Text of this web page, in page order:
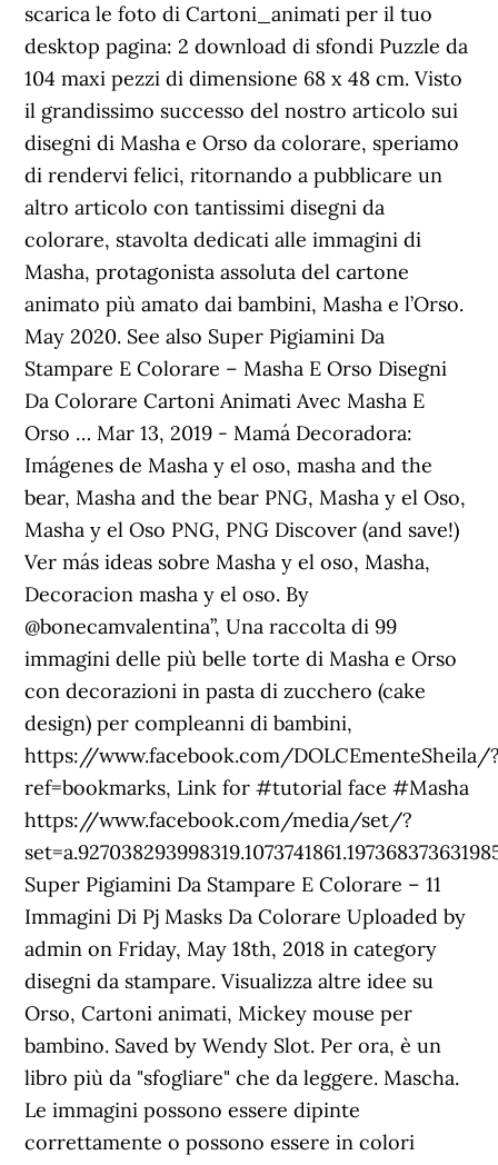
scarica le foto di Cartoni_animati per il tuo
desktop pagina: 2 download di sfondi Puzzle da
104 maxi pezzi di dimensione 68 x 48 cm. Visto
il grandissimo successo del nostro articolo sui
disegni di Masha e Orso da colorare, speriamo
di rendervi felici, ritornando a pubblicare un
altro articolo con tantissimi disegni da
colorare, stavolta dedicati alle immagini di
Masha, protagonista assoluta del cartone
animato più amato dai bambini, Masha e l’Orso.
May 2020. See also Super Pigiamini Da
Stampare E Colorare – Masha E Orso Disegni
Da Colorare Cartoni Animati Avec Masha E
Orso … Mar 13, 2019 - Mamá Decoradora:
Imágenes de Masha y el oso, masha and the
bear, Masha and the bear PNG, Masha y el Oso,
Masha y el Oso PNG, PNG Discover (and save!)
Ver más ideas sobre Masha y el oso, Masha,
Decoracion masha y el oso. By
@bonecamvalentina”, Una raccolta di 99
immagini delle più belle torte di Masha e Orso
con decorazioni in pasta di zucchero (cake
design) per compleanni di bambini,
https://www.facebook.com/DOLCEmenteSheila/
ref=bookmarks, Link for #tutorial face #Masha
https://www.facebook.com/media/set/?
Super Pigiamini Da Stampare E Colorare – 11
Immagini Di Pj Masks Da Colorare Uploaded by
admin on Friday, May 18th, 2018 in category
disegni da stampare. Visualizza altre idee su
Orso, Cartoni animati, Mickey mouse per
bambino. Saved by Wendy Slot. Per ora, è un
libro più da "sfogliare" che da leggere. Mascha.
Le immagini possono essere dipinte
correttamente o possono essere in colori